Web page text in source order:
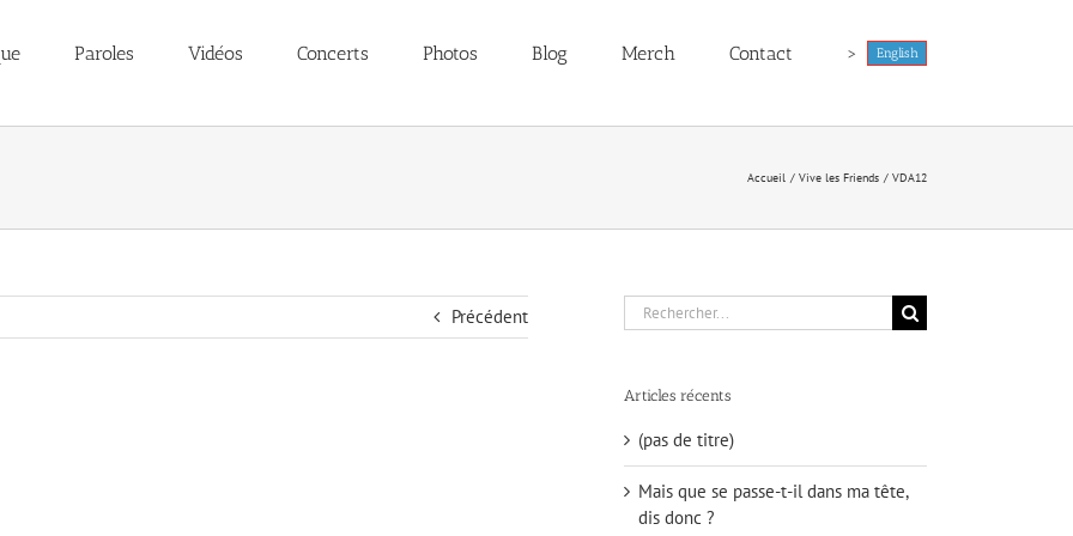
Paroles Vidéos Concerts Photos Blog Merch Contact > English
Accueil Vive les Friends VDA12
Précédent Rechercher:
Articles récents
(pas de titre)
Mais que se passe-t-il dans ma tête,
dis donc ?